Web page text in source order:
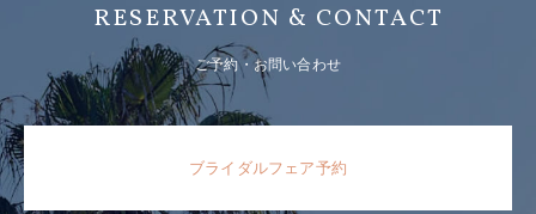
RESERVATION & CONTACT
ご予約・お問い合わせ
ブライダルフェア予約